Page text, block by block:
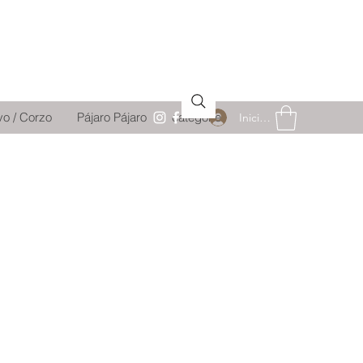
/ Corzo Pájaro Pájaro catégorie Iniciar sesión